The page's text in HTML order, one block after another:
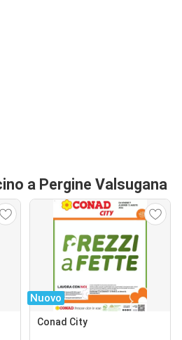
a Pergine Valsugana
Nuovo
Conad City